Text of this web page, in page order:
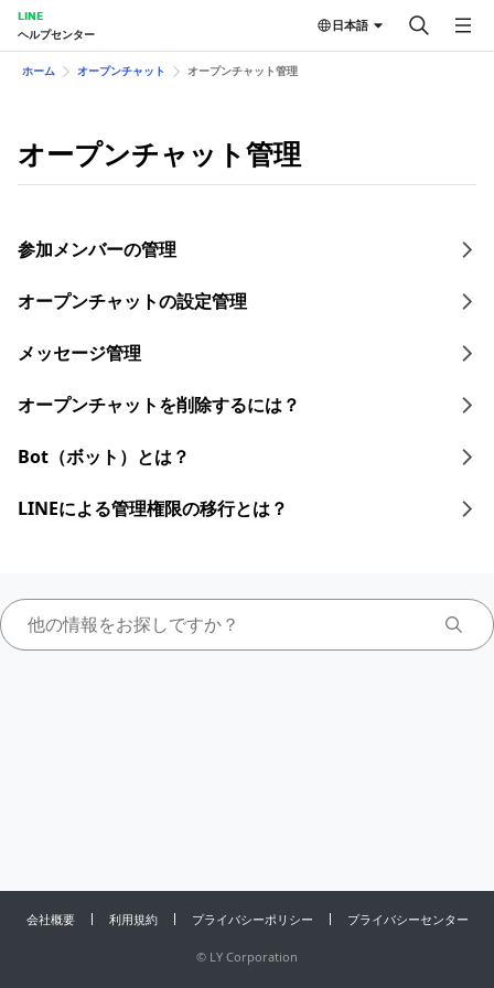
LINE
ヘルプセンター
日本語
ホーム オープンチャット オープンチャット管理
オープンチャット管理
参加メンバーの管理
オープンチャットの設定管理
メッセージ管理
オープンチャットを削除するには？
Bot（ボット）とは？
LINEによる管理権限の移行とは？
会社概要 利用規約 プライバシーポリシー プライバシーセンター
© LY Corporation